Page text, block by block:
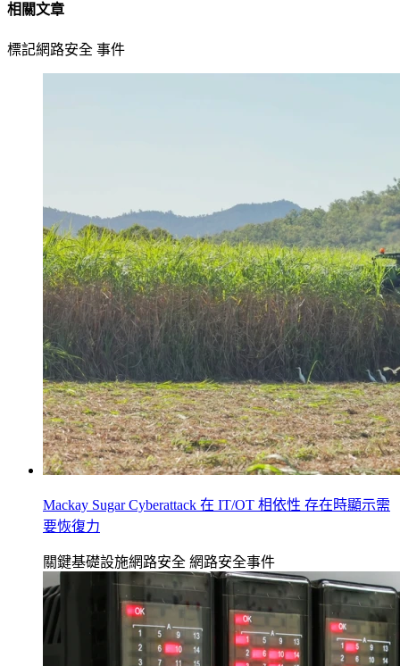
相關文章
標記網路安全 事件
Mackay Sugar Cyberattack 在 IT/OT 相依性 存在時顯示需
要恢復力
關鍵基礎設施網路安全 網路安全事件